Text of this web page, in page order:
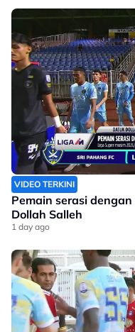
VIDEO TERKINI
Pemain serasi
Dollah Salleh
1 day ago